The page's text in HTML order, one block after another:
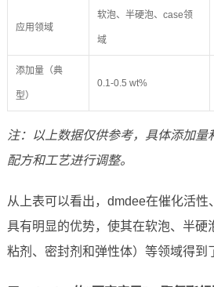
应用领域
软泡、半硬泡、case领
域
添加量（典
型）
0.1-0.5 wt%
注：以上数据仅供参考，具体添加量
配方和工艺进行调整。
从上表可以看出，dmdee在催化活
具有明显的优势，使其在软泡、半硬
粘剂、密封剂和弹性体）等领域得到